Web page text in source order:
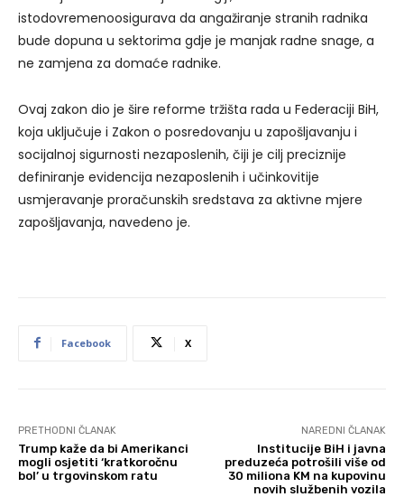
istodovremenoosigurava da angažiranje stranih radnika
bude dopuna u sektorima gdje je manjak radne snage, a
ne zamjena za domaće radnike.
Ovaj zakon dio je šire reforme tržišta rada u Federaciji BiH,
koja uključuje i Zakon o posredovanju u zapošljavanju i
socijalnoj sigurnosti nezaposlenih, čiji je cilj preciznije
definiranje evidencija nezaposlenih i učinkovitije
usmjeravanje proračunskih sredstava za aktivne mjere
zapošljavanja, navedeno je.
Facebook X
PRETHODNI ČLANAK
Trump kaže da bi Amerikanci
mogli osjetiti ‘kratkoročnu
bol’ u trgovinskom ratu
NAREDNI ČLANAK
Institucije BiH i javna
preduzeća potrošili više od
30 miliona KM na kupovinu
novih službenih vozila